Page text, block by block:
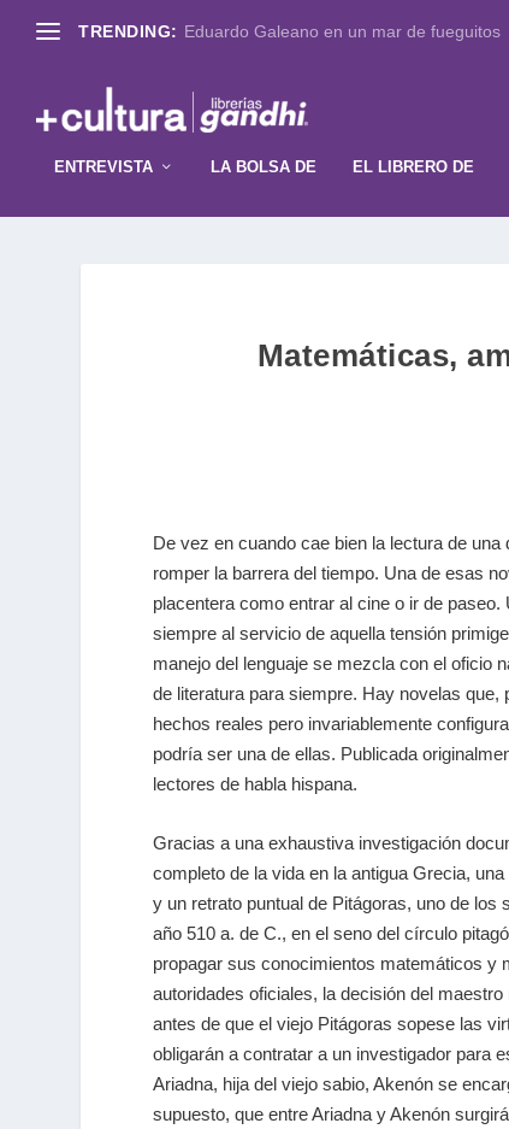
TRENDING: Eduardo Galeano en un mar de fueguitos
ENTREVISTA LA BOLSA DE EL LIBRERO DE
Matemáticas,
De vez en cuando cae bien la lectura de
romper la barrera del tiempo. Una de esas
placentera como entrar al cine o ir de
siempre al servicio de aquella tensión
manejo del lenguaje se mezcla con el oficio
de literatura para siempre. Hay novelas
hechos reales pero invariablemente
podría ser una de ellas. Publicada
lectores de habla hispana.
Gracias a una exhaustiva investigación
completo de la vida en la antigua Grecia,
y un retrato puntual de Pitágoras, uno de
año 510 a. de C., en el seno del círculo
propagar sus conocimientos matemáticos y
autoridades oficiales, la decisión del
antes de que el viejo Pitágoras sopese las
obligarán a contratar a un investigador para
Ariadna, hija del viejo sabio, Akenón se
supuesto, que entre Ariadna y Akenón